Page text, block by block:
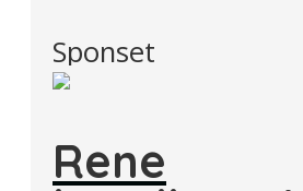
Sponset
Rene